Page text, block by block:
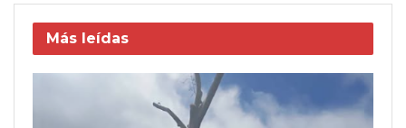
Más leídas